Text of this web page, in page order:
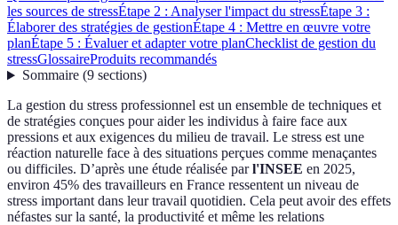
les sources de stressÉtape 2 : Analyser l'impact du stressÉtape 3 :
Élaborer des stratégies de gestionÉtape 4 : Mettre en œuvre votre
planÉtape 5 : Évaluer et adapter votre planChecklist de gestion du
stressGlossaireProduits recommandés
Sommaire(9 sections)
La gestion du stress professionnel est un ensemble de techniques et
de stratégies conçues pour aider les individus à faire face aux
pressions et aux exigences du milieu de travail. Le stress est une
réaction naturelle face à des situations perçues comme menaçantes
ou difficiles. D’après une étude réalisée parl'INSEE en 2025,
environ 45% des travailleurs en France ressentent un niveau de
stress important dans leur travail quotidien. Cela peut avoir des effets
néfastes sur la santé, la productivité et même les relations